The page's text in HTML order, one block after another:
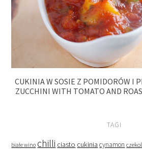
CUKINIA W SOSIE Z POMIDORÓW I
ZUCCHINI WITH TOMATO AND
TAGI
białe wino chilli ciasto cukinia cynamon